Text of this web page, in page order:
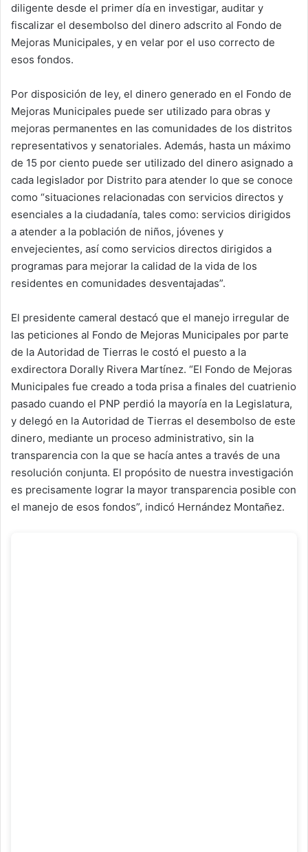
diligente desde el primer día en investigar, auditar y
fiscalizar el desembolso del dinero adscrito al Fondo de
Mejoras Municipales, y en velar por el uso correcto de
esos fondos.
Por disposición de ley, el dinero generado en el Fondo de
Mejoras Municipales puede ser utilizado para obras y
mejoras permanentes en las comunidades de los distritos
representativos y senatoriales. Además, hasta un máximo
de 15 por ciento puede ser utilizado del dinero asignado a
cada legislador por Distrito para atender lo que se conoce
como “situaciones relacionadas con servicios directos y
esenciales a la ciudadanía, tales como: servicios dirigidos
a atender a la población de niños, jóvenes y
envejecientes, así como servicios directos dirigidos a
programas para mejorar la calidad de la vida de los
residentes en comunidades desventajadas”.
El presidente cameral destacó que el manejo irregular de
las peticiones al Fondo de Mejoras Municipales por parte
de la Autoridad de Tierras le costó el puesto a la
exdirectora Dorally Rivera Martínez. “El Fondo de Mejoras
Municipales fue creado a toda prisa a finales del cuatrienio
pasado cuando el PNP perdió la mayoría en la Legislatura,
y delegó en la Autoridad de Tierras el desembolso de este
dinero, mediante un proceso administrativo, sin la
transparencia con la que se hacía antes a través de una
resolución conjunta. El propósito de nuestra investigación
es precisamente lograr la mayor transparencia posible con
el manejo de esos fondos”, indicó Hernández Montañez.